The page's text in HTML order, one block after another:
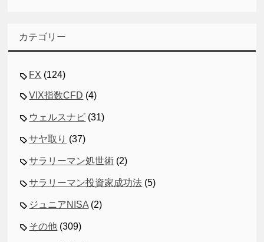
カテゴリー
FX (124)
VIX指数CFD (4)
ウェルスナビ (31)
サヤ取り (37)
サラリーマン処世術 (2)
サラリーマン投資家成功法 (5)
ジュニアNISA (2)
その他 (309)